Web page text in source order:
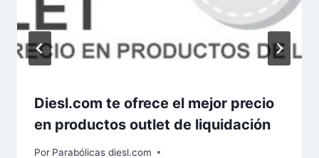
Diesl.com te ofrece el mejor precio
en productos outlet de liquidación
Por Parabólicas diesl.com